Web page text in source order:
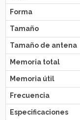
Forma
Tamaño
Tamaño de antena
Memoria total
Memoria útil
Frecuencia
Especificaciones